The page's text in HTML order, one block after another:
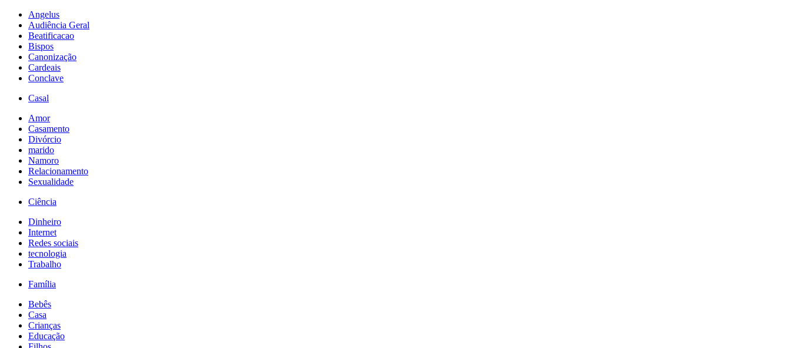
Angelus
Audiência Geral
Beatificacao
Bispos
Canonização
Cardeais
Conclave
Casal
Amor
Casamento
Divórcio
marido
Namoro
Relacionamento
Sexualidade
Ciência
Dinheiro
Internet
Redes sociais
tecnologia
Trabalho
Família
Bebês
Casa
Crianças
Educação